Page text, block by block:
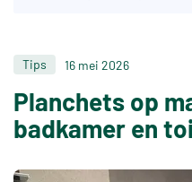
Tips 16 mei 2026
Planchets op
badkamer en